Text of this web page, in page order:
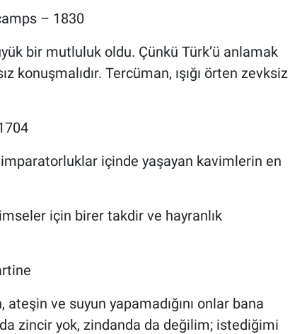
– 1830
bir mutluluk oldu. Çünkü Türk’ü anlamak
konuşmalıdır. Tercüman, ışığı örten zevksiz
içinde yaşayan kavimlerin en
için birer takdir ve hayranlık
ve suyun yapamadığını onlar bana
zincir yok, zindanda da değilim; istediğimi